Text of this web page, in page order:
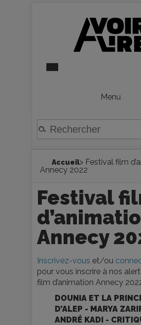
Menu
Accueil> Festival film
Annecy 2022
Festival
Annecy
Inscrivez-vous et/ou
pour vous inscrire à nos
film d’animation Annecy
DOUNIA ET LA
D’ALEP - MARYA
ANDRÉ KADI -